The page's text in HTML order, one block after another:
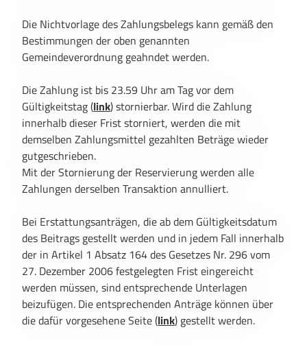
Die Nichtvorlage des Zahlungsbelegs kann gemäß den
Bestimmungen der oben genannten
Gemeindeverordnung geahndet werden.
Die Zahlung ist bis 23.59 Uhr am Tag vor dem
Gültigkeitstag (link) stornierbar. Wird die Zahlung
innerhalb dieser Frist storniert, werden die mit
demselben Zahlungsmittel gezahlten Beträge wieder
gutgeschrieben.
Mit der Stornierung der Reservierung werden alle
Zahlungen derselben Transaktion annulliert.
Bei Erstattungsanträgen, die ab dem Gültigkeitsdatum
des Beitrags gestellt werden und in jedem Fall innerhalb
der in Artikel 1 Absatz 164 des Gesetzes Nr. 296 vom
27. Dezember 2006 festgelegten Frist eingereicht
werden müssen, sind entsprechende Unterlagen
beizufügen. Die entsprechenden Anträge können über
die dafür vorgesehene Seite (link) gestellt werden.